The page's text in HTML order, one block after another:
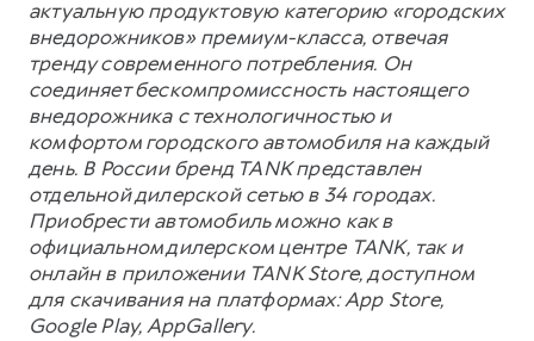
актуальную продуктовую категорию «городских
внедорожников» премиум-класса, отвечая
тренду современного потребления. Он
соединяет бескомпромиссность настоящего
внедорожника с технологичностью и
комфортом городского автомобиля на каждый
день. В России бренд TANK представлен
отдельной дилерской сетью в 34 городах.
Приобрести автомобиль можно как в
официальном дилерском центре TANK, так и
онлайн в приложении TANK Store, доступном
для скачивания на платформах: App Store,
Google Play, AppGallery.